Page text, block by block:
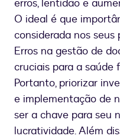
erros, lentidão e
O ideal é que
considerada nos seus
Erros na gestão de
cruciais para a saúde
Portanto, priorizar
e implementação de
ser a chave para seu
lucratividade. Além